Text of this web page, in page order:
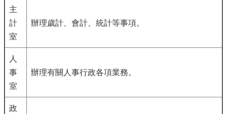
主
計
室
辦理歲計、會計、統計等事項。
人
事
室
辦理有關人事行政各項業務。
政